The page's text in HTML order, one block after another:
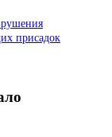
присадок